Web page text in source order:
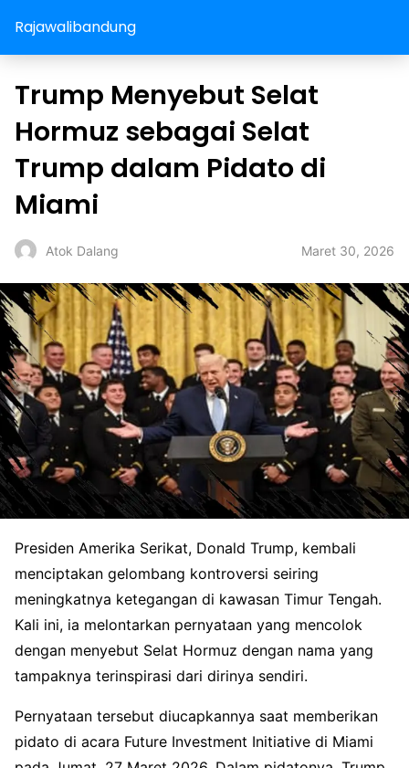
Rajawalibandung
Trump Menyebut Selat
Hormuz sebagai Selat
Trump dalam Pidato di
Miami
Atok Dalang Maret 30, 2026
Presiden Amerika Serikat, Donald Trump, kembali
menciptakan gelombang kontroversi seiring
meningkatnya ketegangan di kawasan Timur Tengah.
Kali ini, ia melontarkan pernyataan yang mencolok
dengan menyebut Selat Hormuz dengan nama yang
tampaknya terinspirasi dari dirinya sendiri.
Pernyataan tersebut diucapkannya saat memberikan
pidato di acara Future Investment Initiative di Miami